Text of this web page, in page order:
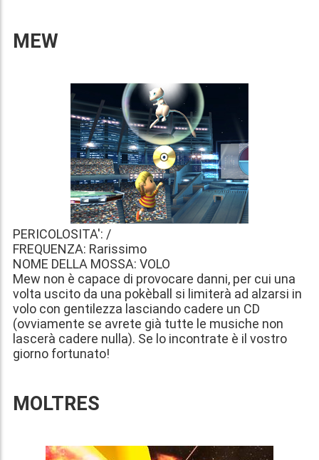
MEW
PERICOLOSITA': /
FREQUENZA: Rarissimo
NOME DELLA MOSSA: VOLO
Mew non è capace di provocare danni, per cui una
volta uscito da una pokèball si limiterà ad alzarsi in
volo con gentilezza lasciando cadere un CD
(ovviamente se avrete già tutte le musiche non
lascerà cadere nulla). Se lo incontrate è il vostro
giorno fortunato!
MOLTRES